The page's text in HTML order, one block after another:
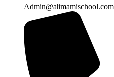
Admin@alimamischool.com